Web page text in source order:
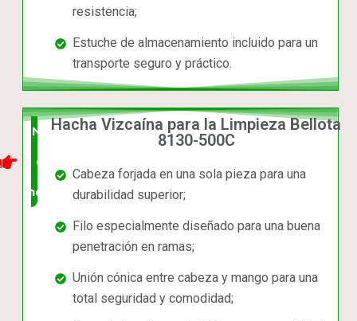
resistencia;
Estuche de almacenamiento incluido para un
transporte seguro y práctico.
Nuevo
en el
mercado
Hacha Vizcaína para la Limpieza Bellota
8130-500C
Cabeza forjada en una sola pieza para una
durabilidad superior;
Filo especialmente diseñado para una buena
penetración en ramas;
Unión cónica entre cabeza y mango para una
total seguridad y comodidad;